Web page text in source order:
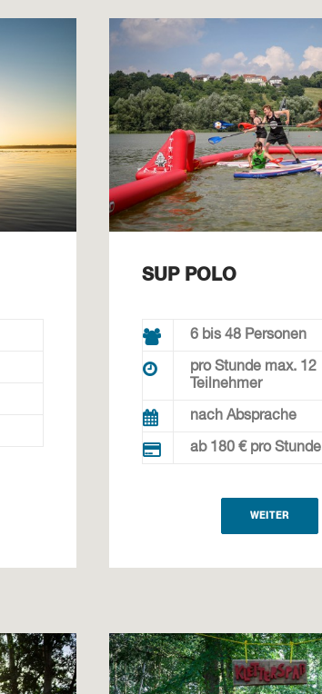
SUP POLO
6 bis 48 Personen
pro Stunde max. 12
Teilnehmer
nach Absprache
ab 180 € pro Stunde
WEITER